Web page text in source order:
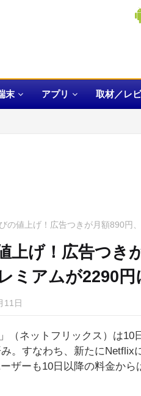
末 アプリ 取材／レ
の値上げ！広告つきが月額890円
上げ！広告つき
ミアムが2290円
11日
（ネットフリックス）は10
。すなわち、新たにNetflix
ザーも10日以降の料金から